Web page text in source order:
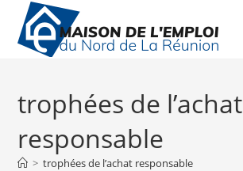
content
trophées de l’achat
responsable
> trophées de l’achat responsable